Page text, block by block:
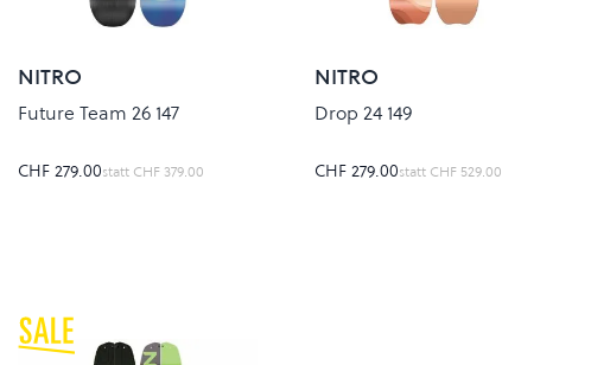
NITRO
Future Team 26 147
CHF 279.00statt CHF 379.00
NITRO
Drop 24 149
CHF 279.00statt CHF 529.00